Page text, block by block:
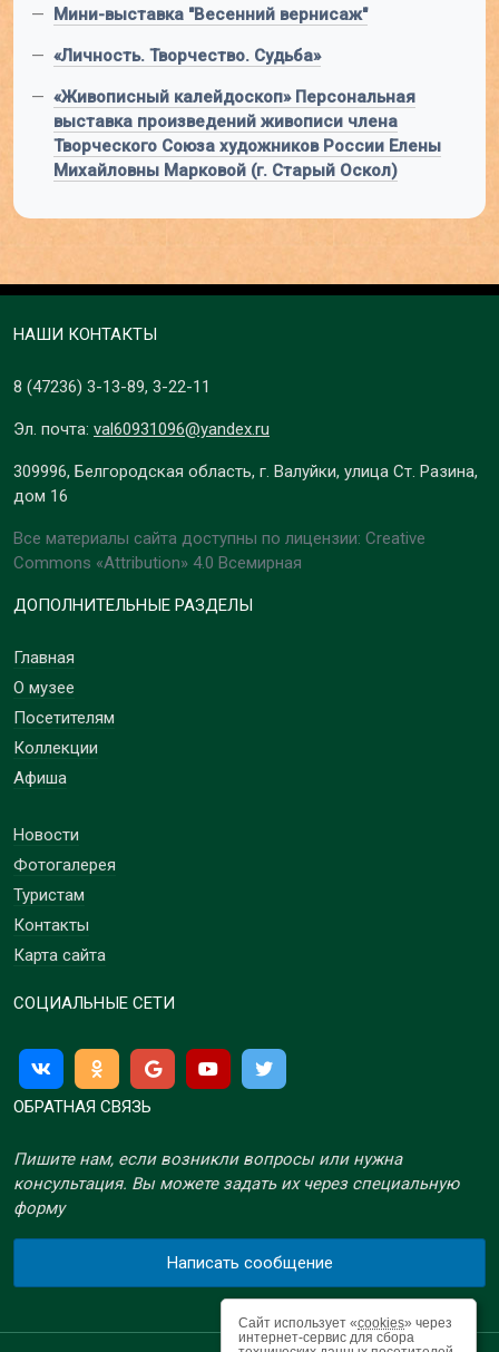
— Мини-выставка "Весенний вернисаж"
— «Личность. Творчество. Судьба»
— «Живописный калейдоскоп» Персональная
выставка произведений живописи члена
Творческого Союза художников России Елены
Михайловны Марковой (г. Старый Оскол)
НАШИ КОНТАКТЫ
8 (47236) 3-13-89, 3-22-11
Эл. почта: val60931096@yandex.ru
309996, Белгородская область, г. Валуйки, улица Ст. Разина,
дом 16
Все материалы сайта доступны по лицензии: Creative
Commons «Attribution» 4.0 Всемирная
ДОПОЛНИТЕЛЬНЫЕ РАЗДЕЛЫ
Главная
О музее
Посетителям
Коллекции
Афиша
Новости
Фотогалерея
Туристам
Контакты
Карта сайта
СОЦИАЛЬНЫЕ СЕТИ
ОБРАТНАЯ СВЯЗЬ
Пишите нам, если возникли вопросы или нужна
консультация. Вы можете задать их через специальную
форму
Написать сообщение
Сайт использует «cookies» через
интернет-сервис для сбора